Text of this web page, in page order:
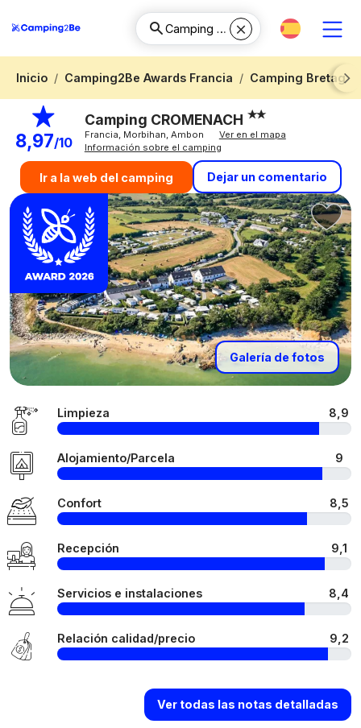
Inicio Camping2Be Awards Francia
Camping Bretagne
Next
8,97/10
Camping CROMENACH
Francia, Morbihan, Ambon
Ver en el mapa
Información sobre el camping
Ir a la web del camping Dejar un comentario
Galería de fotos
Limpieza 8,9
Alojamiento/Parcela 9
Confort 8,5
Recepción 9,1
Servicios e instalaciones 8,4
Relación calidad/precio 9,2
Ver todas las notas detalladas